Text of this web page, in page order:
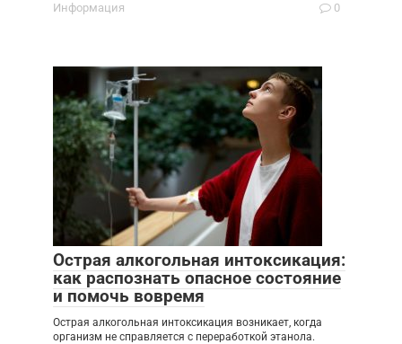
Информация 0
Острая алкогольная интоксикация:
как распознать опасное состояние
и помочь вовремя
Острая алкогольная интоксикация возникает, когда
организм не справляется с переработкой этанола.